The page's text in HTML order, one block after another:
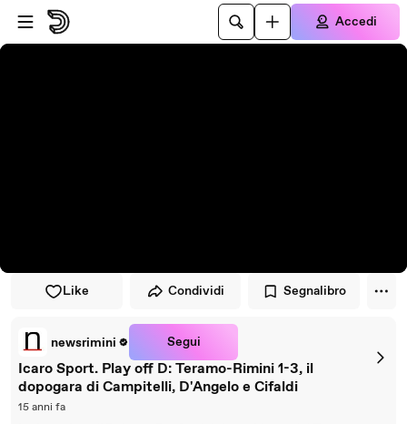
Vai al lettore
Passa al contenuto principale
Accedi
Like Condividi Segnalibro
newsrimini Segui
Icaro Sport. Play off D: Teramo-Rimini 1-3, il
dopogara di Campitelli, D'Angelo e Cifaldi
15 anni fa